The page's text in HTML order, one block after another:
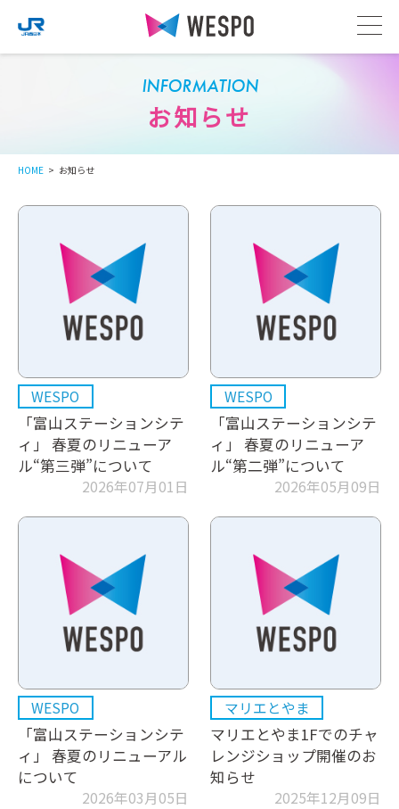
INFORMATION
お知らせ
HOME お知らせ
WESPO
「富山ステーションシテ
ィ」 春夏のリニューア
ル“第三弾”について
2026年07月01日
WESPO
「富山ステーションシテ
ィ」 春夏のリニューア
ル“第二弾”について
2026年05月09日
WESPO
「富山ステーションシテ
ィ」 春夏のリニューアル
について
2026年03月05日
マリエとやま
マリエとやま1Fでのチャ
レンジショップ開催のお
知らせ
2025年12月09日